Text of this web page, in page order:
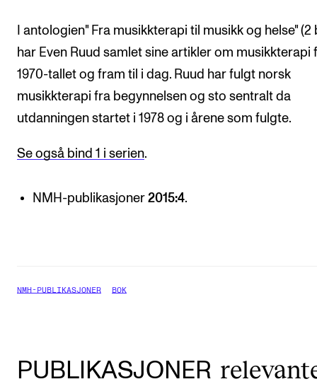
INFO
Om Norges musikkhøgskole
Kontakt oss
I antologien" Fra musikkterapi til musikk og helse" (2
har Even Ruud samlet sine artikler om musikkterapi
1970-tallet og fram til i dag. Ruud har fulgt norsk
musikkterapi fra begynnelsen og sto sentralt da
utdanningen startet i 1978 og i årene som fulgte.
Se også bind 1 i serien.
NMH-publikasjoner2015:4.
NMH-PUBLIKASJONER BOK
PUBLIKASJONER